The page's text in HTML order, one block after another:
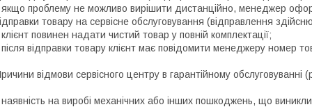
якщо проблему не можливо вирішити дистанційно, менеджер
товару на сервісне обслуговування (відправлення
клієнт повинен надати чистий товар у повній комплектації;
після відправки товару клієнт має повідомити менеджеру номер
відмови сервісного центру в гарантійному обслуговуванні
наявність на виробі механічних або інших пошкоджень, що виникли